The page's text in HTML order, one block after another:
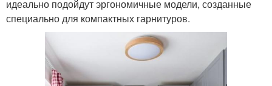
идеально подойдут эргономичные модели, созданные
специально для компактных гарнитуров.